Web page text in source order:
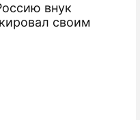
внук
своим